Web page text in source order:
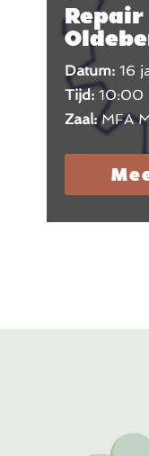
Repair
Datum: 16
Tijd: 10:00
Zaal:MFA